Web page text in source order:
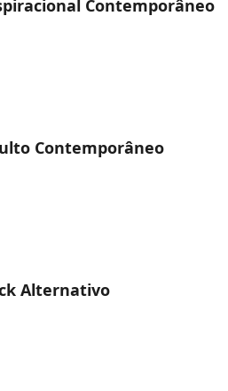
Contemporâneo
Contemporâneo
Alternativo